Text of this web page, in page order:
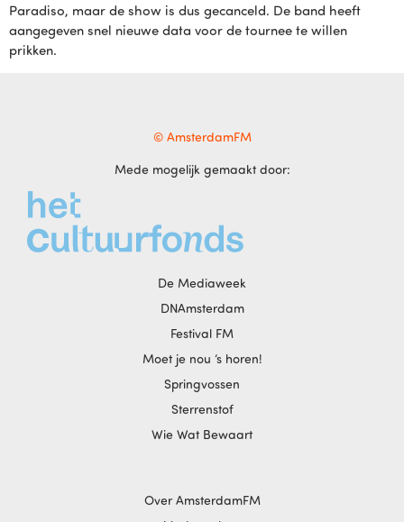
Paradiso, maar de show is dus gecanceld. De band heeft
aangegeven snel nieuwe data voor de tournee te willen
prikken.
© AmsterdamFM
Mede mogelijk gemaakt door:
De Mediaweek
DNAmsterdam
Festival FM
Moet je nou ‘s horen!
Springvossen
Sterrenstof
Wie Wat Bewaart
Over AmsterdamFM